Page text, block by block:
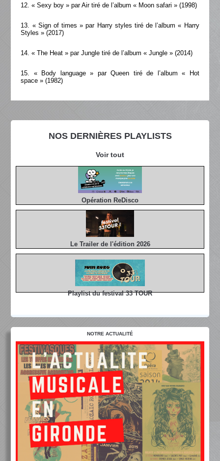
NOS DERNIÈRES PLAYLISTS
Voir tout
Opération ReDisco
Le Trailer de l'édition 2026
Playlist du festival 33 TOUR
12. « Sexy boy » par Air tiré de l’album « Moon safari » (1998)
13. « Sign of times » par Harry styles tiré de l’album « Harry
Styles » (2017)
14. « The Heat » par Jungle tiré de l’album « Jungle » (2014)
15. « Body language » par Queen tiré de l’album « Hot
space » (1982)
NOTRE ACTUALITÉ